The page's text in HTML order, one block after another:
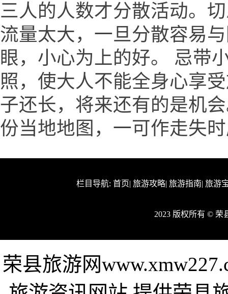
三人的人数才分散活动。
流量太大，一旦分散容易
眼，小心为上的好。 忌带
照，使大人不能全身心享
子还长，将来还有的是机
份当地地图，一可作走失
栏目导航: 首页| 旅游攻略| 旅游指南| 旅游
2023 版权所有 ©
荣县旅游网